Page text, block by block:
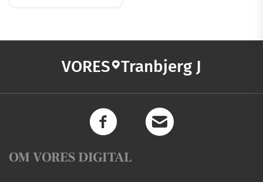
VORES Tranbjerg J
OM VORES DIGITAL